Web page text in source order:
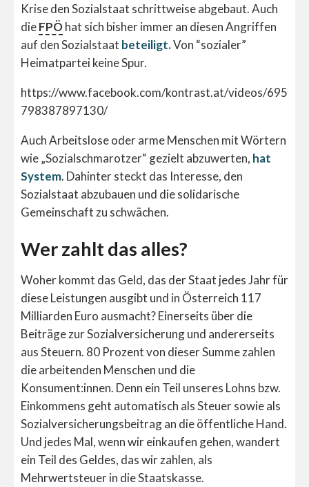
Krise den Sozialstaat schrittweise abgebaut. Auch
dieFPÖhat sich bisher immer an diesen Angriffen
auf den Sozialstaat beteiligt.Von “sozialer”
Heimatpartei keine Spur.
https://www.facebook.com/kontrast.at/videos/695
798387897130/
Auch Arbeitslose oder arme Menschen mit Wörtern
wie „Sozialschmarotzer“ gezielt abzuwerten, hat
System. Dahinter steckt das Interesse, den
Sozialstaat abzubauen und die solidarische
Gemeinschaft zu schwächen.
Wer zahlt das alles?
Woher kommt das Geld, das der Staat jedes Jahr für
diese Leistungen ausgibt und in Österreich 117
Milliarden Euro ausmacht? Einerseits über die
Beiträge zur Sozialversicherung und andererseits
aus Steuern. 80 Prozent von dieser Summe zahlen
die arbeitenden Menschen und die
Konsument:innen. Denn ein Teil unseres Lohns bzw.
Einkommens geht automatisch als Steuer sowie als
Sozialversicherungsbeitrag an die öffentliche Hand.
Und jedes Mal, wenn wir einkaufen gehen, wandert
ein Teil des Geldes, das wir zahlen, als
Mehrwertsteuer in die Staatskasse.